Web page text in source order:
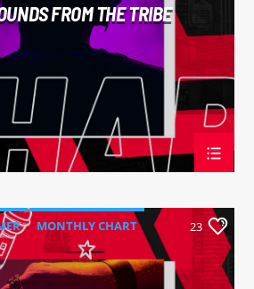
FROM THE TRIBE
MONTHLY CHART
23